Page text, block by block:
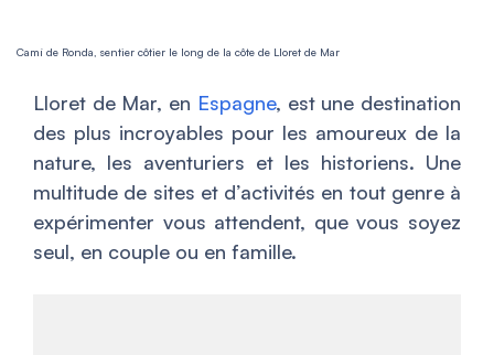
Camí de Ronda, sentier côtier le long de la côte de Lloret de Mar
Lloret de Mar, en Espagne, est une destination
des plus incroyables pour les amoureux de la
nature, les aventuriers et les historiens. Une
multitude de sites et d’activités en tout genre à
expérimenter vous attendent, que vous soyez
seul, en couple ou en famille.